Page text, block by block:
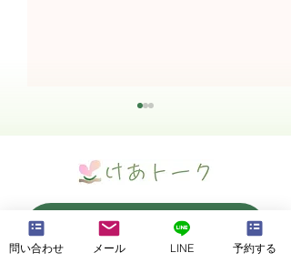
News★新店舗情報⑥（お
予約・空きチェック
問い合わせ メール LINE 予約する